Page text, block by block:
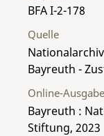
BFA I-2-178
Quelle
Bayreuth -
Online-Ausgabe
Bayreuth :
Stiftung, 2023